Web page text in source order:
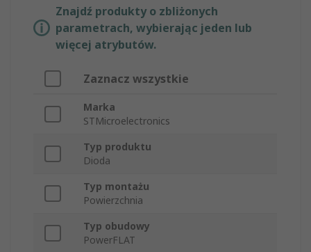
Znajdź produkty o zbliżonych
parametrach, wybierając jeden lub
więcej atrybutów.
Zaznacz wszystkie
Marka
STMicroelectronics
Typ produktu
Dioda
Typ montażu
Powierzchnia
Typ obudowy
PowerFLAT